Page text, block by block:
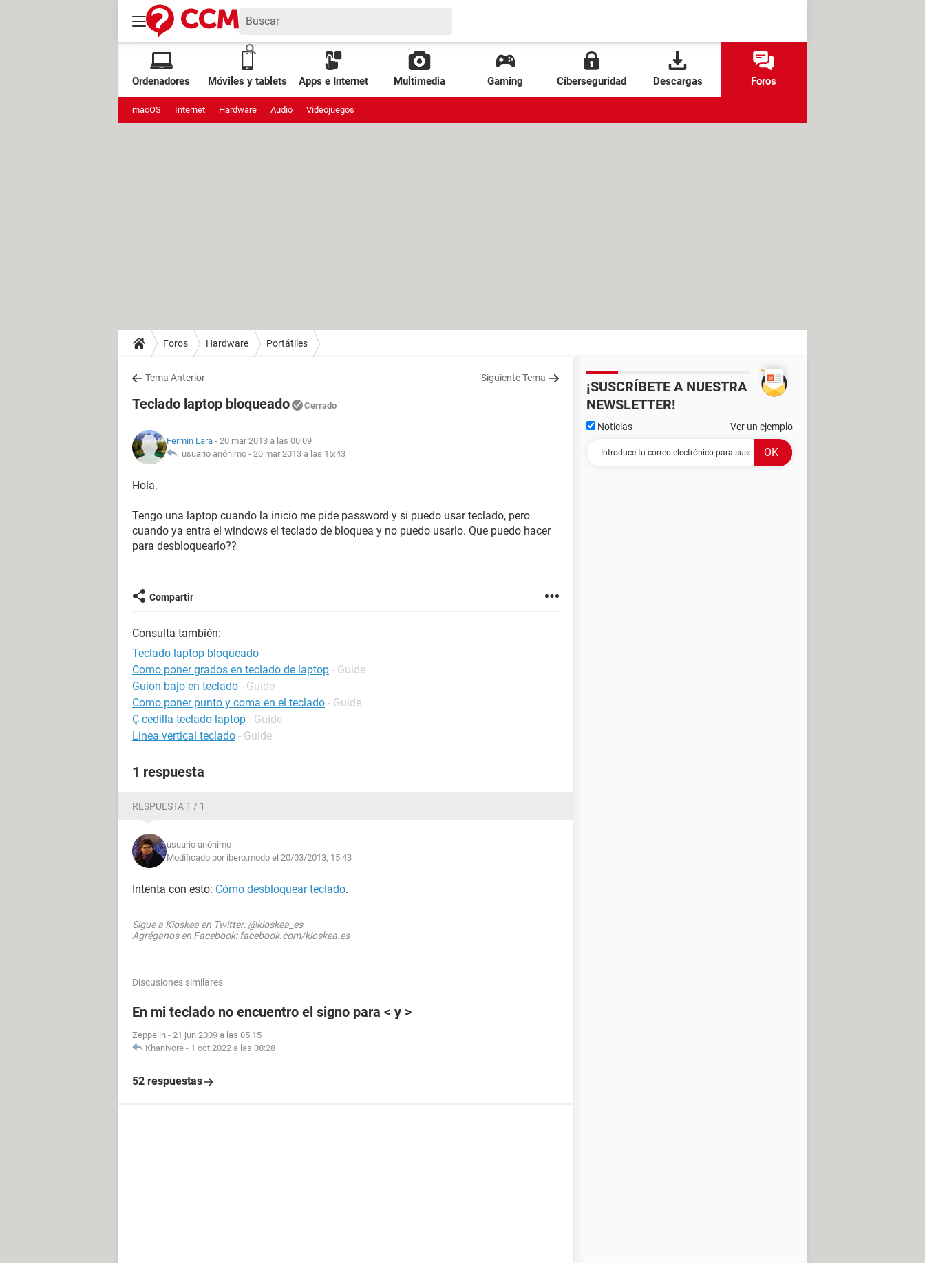
Ordenadores Móviles y tablets Apps e Internet Multimedia Gaming Ciberseguridad Descargas Foros
macOS Internet Hardware Audio Videojuegos
Foros Hardware Portátiles
Tema Anterior Siguiente Tema
Teclado laptop bloqueado Cerrado
Fermin Lara - 20 mar 2013 a las 00:09
usuario anónimo - 20 mar 2013 a las 15:43
Hola,
Tengo una laptop cuando la inicio me pide password y si puedo usar teclado, pero
cuando ya entra el windows el teclado de bloquea y no puedo usarlo. Que puedo hacer
para desbloquearlo??
Compartir
Consulta también:
Teclado laptop bloqueado
Como poner grados en teclado de laptop - Guide
Guion bajo en teclado - Guide
Como poner punto y coma en el teclado - Guide
Ç cedilla teclado laptop - Guide
Linea vertical teclado - Guide
1 respuesta
RESPUESTA 1 / 1
usuario anónimo
Modificado por ibero.modo el 20/03/2013, 15:43
Intenta con esto: Cómo desbloquear teclado.
Sigue a Kioskea en Twitter: @kioskea_es
Agréganos en Facebook: facebook.com/kioskea.es
Discusiones similares
En mi teclado no encuentro el signo para < y >
Zeppelin - 21 jun 2009 a las 05:15
Khanivore - 1 oct 2022 a las 08:28
52 respuestas
¡SUSCRÍBETE A NUESTRA
NEWSLETTER!
Noticias Ver un ejemplo